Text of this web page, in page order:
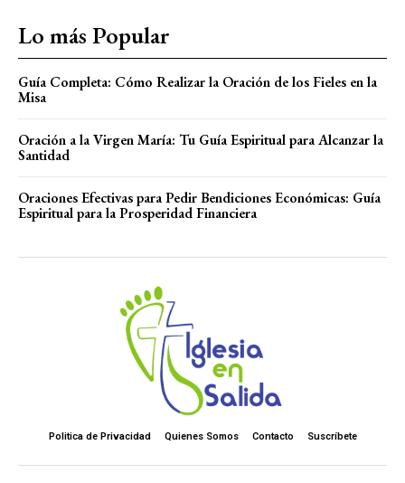
Lo más Popular
Guía Completa: Cómo Realizar la Oración de los Fieles en la
Misa
Oración a la Virgen María: Tu Guía Espiritual para Alcanzar la
Santidad
Oraciones Efectivas para Pedir Bendiciones Económicas: Guía
Espiritual para la Prosperidad Financiera
Politica de Privacidad Quienes Somos Contacto Suscríbete